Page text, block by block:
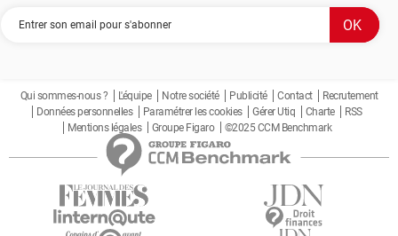
Qui sommes-nous ? L'équipe Notre société Publicité Contact
Recrutement
Données personnelles
Paramétrer les cookies Gérer Utiq Charte
RSS
Mentions légales
Groupe Figaro ©2025 CCM Benchmark